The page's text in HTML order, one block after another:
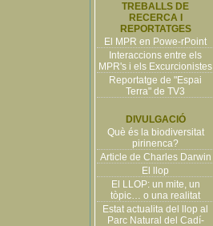
TREBALLS DE
RECERCA I
REPORTATGES
El MPR en Powe-rPoint
Interaccions entre els
MPR's i els Excurcionistes
Reportatge de "Espai
Terra" de TV3
DIVULGACIÓ
Què és la biodiversitat
pirinenca?
Article de Charles Darwin
El llop
El LLOP: un mite, un
tòpic… o una realitat
Estat actualita del llop al
Parc Natural del Cadí-